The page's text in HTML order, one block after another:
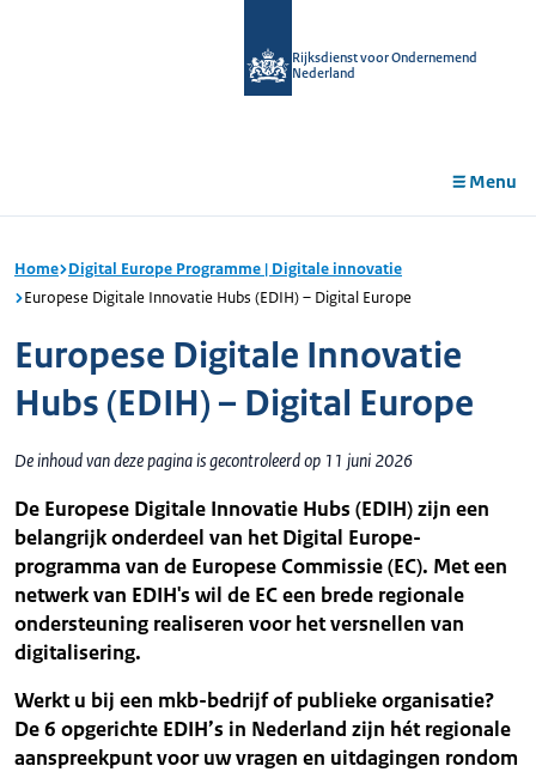
Rijksdienst voor Ondernemend
Nederland
Menu
Home Digital Europe Programme | Digitale innovatie
Europese Digitale Innovatie Hubs (EDIH) – Digital Europe
Europese Digitale Innovatie
Hubs (EDIH) – Digital Europe
De inhoud van deze pagina is gecontroleerd op 11 juni 2026
De Europese Digitale Innovatie Hubs (EDIH) zijn een
belangrijk onderdeel van het Digital Europe-
programma van de Europese Commissie (EC). Met een
netwerk van EDIH's wil de EC een brede regionale
ondersteuning realiseren voor het versnellen van
digitalisering.
Werkt u bij een mkb-bedrijf of publieke organisatie?
De 6 opgerichte EDIH’s in Nederland zijn hét regionale
aanspreekpunt voor uw vragen en uitdagingen rondom